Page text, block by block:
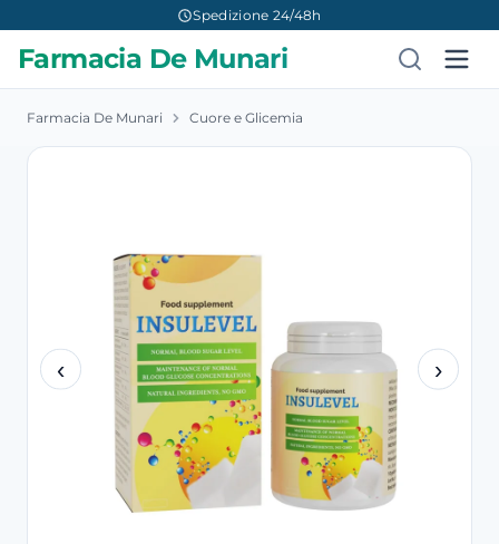
Spedizione 24/48h
Farmacia De Munari
Farmacia De Munari Cuore e Glicemia
‹ ›